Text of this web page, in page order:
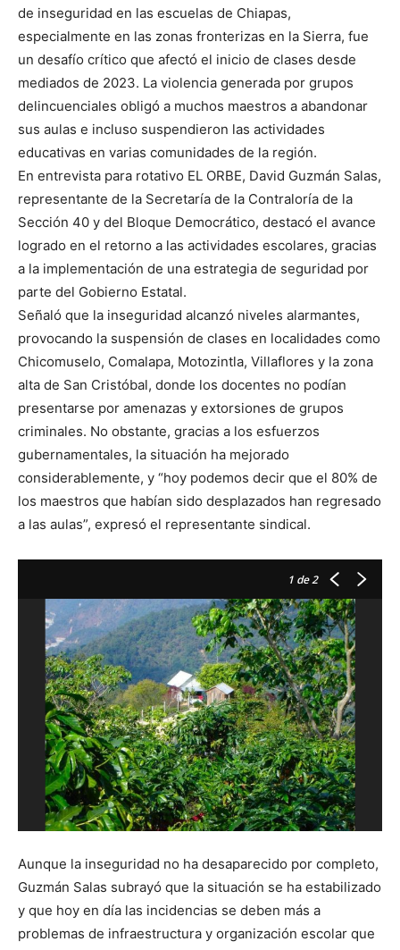
de inseguridad en las escuelas de Chiapas,
especialmente en las zonas fronterizas en la Sierra, fue
un desafío crítico que afectó el inicio de clases desde
mediados de 2023. La violencia generada por grupos
delincuenciales obligó a muchos maestros a abandonar
sus aulas e incluso suspendieron las actividades
educativas en varias comunidades de la región.
En entrevista para rotativo EL ORBE, David Guzmán Salas,
representante de la Secretaría de la Contraloría de la
Sección 40 y del Bloque Democrático, destacó el avance
logrado en el retorno a las actividades escolares, gracias
a la implementación de una estrategia de seguridad por
parte del Gobierno Estatal.
Señaló que la inseguridad alcanzó niveles alarmantes,
provocando la suspensión de clases en localidades como
Chicomuselo, Comalapa, Motozintla, Villaflores y la zona
alta de San Cristóbal, donde los docentes no podían
presentarse por amenazas y extorsiones de grupos
criminales. No obstante, gracias a los esfuerzos
gubernamentales, la situación ha mejorado
considerablemente, y “hoy podemos decir que el 80% de
los maestros que habían sido desplazados han regresado
a las aulas”, expresó el representante sindical.
1 de 2
Aunque la inseguridad no ha desaparecido por completo,
Guzmán Salas subrayó que la situación se ha estabilizado
y que hoy en día las incidencias se deben más a
problemas de infraestructura y organización escolar que